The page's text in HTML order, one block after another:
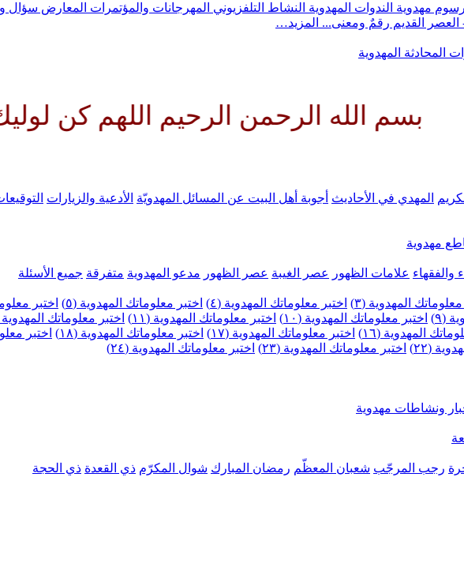
رسوم مهدوية الندوات المهدوية النشاط التلفزيوني المهرجانات والمؤتمرات المعارض سؤال
العصر القديم رقمٌ ومعنى... المزيد…
المحادثة المهدوية
الرحمن الرحيم اللهم كن لوليك
المهدي في الأحاديث أجوبة أهل البيت عن المسائل المهدويّة الأدعية والزيارات
مهدوية
والفقهاء علامات الظهور عصر الغيبة عصر الظهور مدعو المهدوية متفرقة جميع الأسئلة
معلوماتك المهدوية (٣) اختبر معلوماتك المهدوية (٤) اختبر معلوماتك المهدوية (٥) اختبر
(٩) اختبر معلوماتك المهدوية (١٠) اختبر معلوماتك المهدوية (١١) اختبر معلوماتك المهدوية
المهدوية (١٦) اختبر معلوماتك المهدوية (١٧) اختبر معلوماتك المهدوية (١٨) اختبر
(٢٢) اختبر معلوماتك المهدوية (٢٣)
اختبر معلوماتك المهدوية (٢٤)
ونشاطات مهدوية
رجب المرجّب شعبان المعظّم رمضان المبارك شوال المكرّم ذي القعدة ذي الحجة